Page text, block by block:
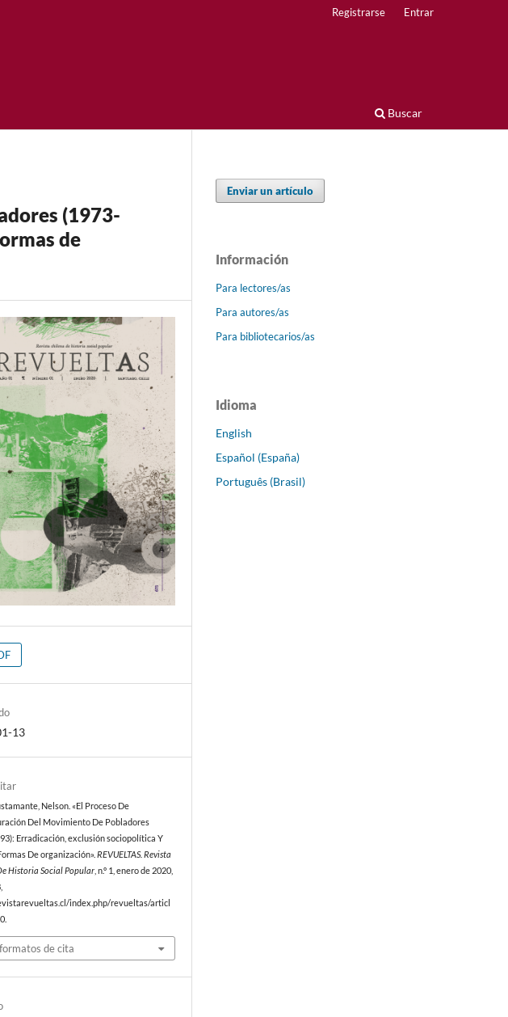
Buscar
Registrarse Entrar
(1973-
de
13
Nelson. «El Proceso De
Del Movimiento De Pobladores
Erradicación, exclusión sociopolítica Y
De organización».REVUELTAS. Revista
Historia Social Popular, n.º 1, enero de 2020,
index.php/revueltas/articl
de cita
Enviar un artículo
Información
Para lectores/as
Para autores/as
Para bibliotecarios/as
Idioma
English
Español (España)
Português (Brasil)